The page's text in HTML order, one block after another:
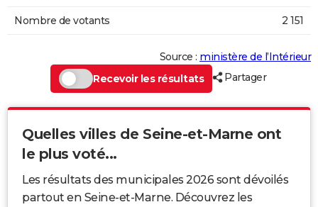
Nombre de votants 2 151
Source : ministère de l’Intérieur
Recevoir les résultats
Partager
Quelles villes de Seine-et-Marne ont
le plus voté...
Les résultats des municipales 2026 sont dévoilés
partout en Seine-et-Marne. Découvrez les